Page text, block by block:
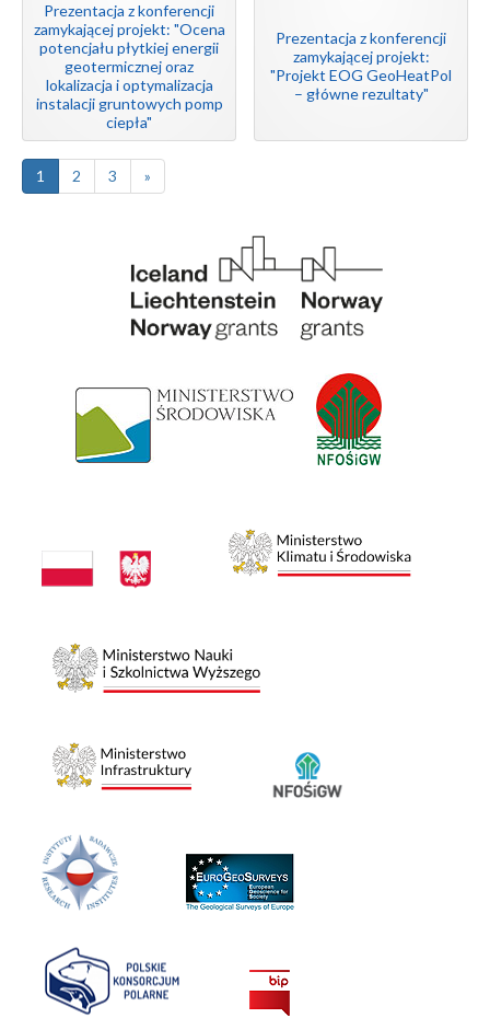
Prezentacja z konferencji
zamykającej projekt: "Ocena
potencjału płytkiej energii
geotermicznej oraz
lokalizacja i optymalizacja
instalacji gruntowych pomp
ciepła"
Prezentacja z konferencji
zamykającej projekt:
"Projekt EOG GeoHeatPol
– główne rezultaty"
1 2 3 »